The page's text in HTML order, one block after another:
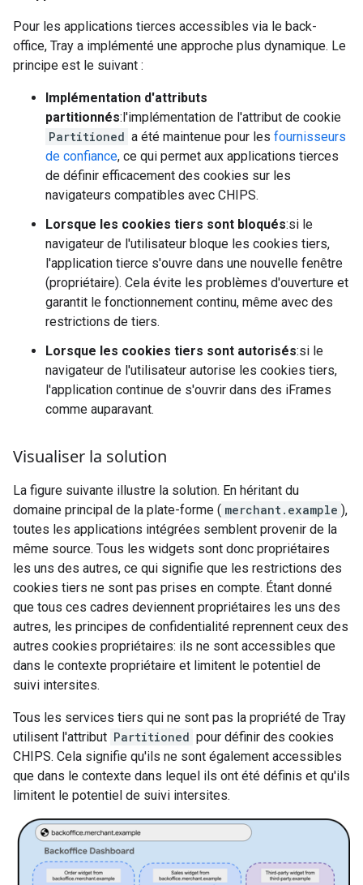
Pour les applications tierces accessibles via le back-
office, Tray a implémenté une approche plus dynamique. Le
principe est le suivant :
Implémentation d'attributs
partitionnés:l'implémentation de l'attribut de cookie
Partitioned a été maintenue pour les fournisseurs
de confiance, ce qui permet aux applications tierces
de définir efficacement des cookies sur les
navigateurs compatibles avec CHIPS.
Lorsque les cookies tiers sont bloqués:si le
navigateur de l'utilisateur bloque les cookies tiers,
l'application tierce s'ouvre dans une nouvelle fenêtre
(propriétaire). Cela évite les problèmes d'ouverture et
garantit le fonctionnement continu, même avec des
restrictions de tiers.
Lorsque les cookies tiers sont autorisés:si le
navigateur de l'utilisateur autorise les cookies tiers,
l'application continue de s'ouvrir dans des iFrames
comme auparavant.
Visualiser la solution
La figure suivante illustre la solution. En héritant du
domaine principal de la plate-forme ( merchant.example ),
toutes les applications intégrées semblent provenir de la
même source. Tous les widgets sont donc propriétaires
les uns des autres, ce qui signifie que les restrictions des
cookies tiers ne sont pas prises en compte. Étant donné
que tous ces cadres deviennent propriétaires les uns des
autres, les principes de confidentialité reprennent ceux des
autres cookies propriétaires: ils ne sont accessibles que
dans le contexte propriétaire et limitent le potentiel de
suivi intersites.
Tous les services tiers qui ne sont pas la propriété de Tray
utilisent l'attribut Partitioned pour définir des cookies
CHIPS. Cela signifie qu'ils ne sont également accessibles
que dans le contexte dans lequel ils ont été définis et qu'ils
limitent le potentiel de suivi intersites.